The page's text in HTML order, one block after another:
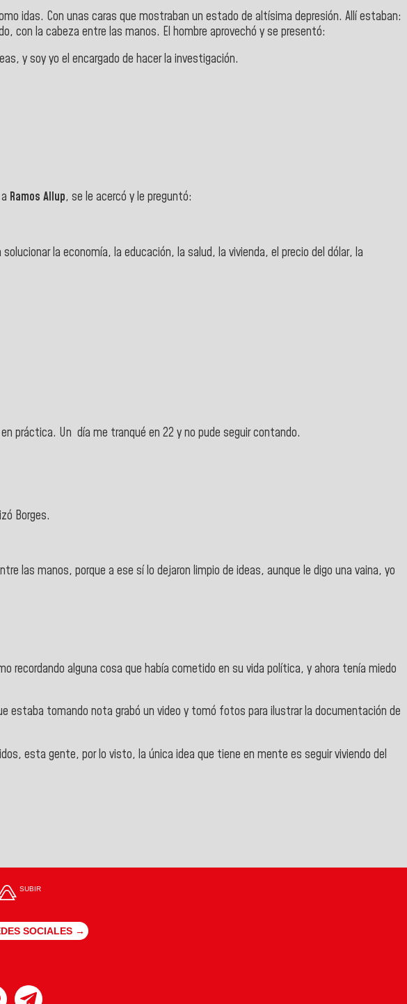
idas. Con unas caras que mostraban un estado de altísima depresión. Allí estaban:
con la cabeza entre las manos. El hombre aprovechó y se presentó:
y soy yo el encargado de hacer la investigación.
Ramos Allup, se le acercó y le preguntó:
la economía, la educación, la salud, la vivienda, el precio del dólar, la
práctica. Un día me tranqué en 22 y no pude seguir contando.
Borges.
las manos, porque a ese sí lo dejaron limpio de ideas, aunque le digo una vaina, yo
recordando alguna cosa que había cometido en su vida política, y ahora tenía miedo
estaba tomando nota grabó un video y tomó fotos para ilustrar la documentación de
esta gente, por lo visto, la única idea que tiene en mente es seguir viviendo del
SUBIR
SOCIALES →